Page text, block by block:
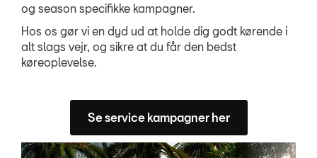
og season specifikke kampagner.
Hos os gør vi en dyd ud at holde dig godt kørende i
alt slags vejr, og sikre at du får den bedst
køreoplevelse.
Se service kampagner her